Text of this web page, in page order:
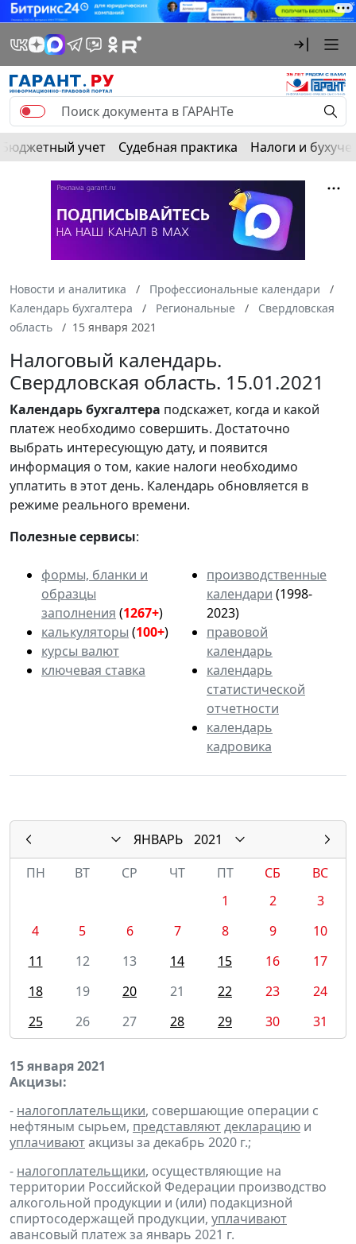
Бюджетный учет Судебная практика Налоги и
Новости и аналитика
Профессиональные календари
Календарь бухгалтера
Региональные
Свердловская
область
15 января 2021
Налоговый календарь.
Свердловская область. 15.01.2021
Календарьбухгалтера подскажет, когда и какой
платеж необходимо совершить. Достаточно
выбрать интересующую дату, и появится
информация о том, какие налоги необходимо
уплатить в этот день. Календарь обновляется в
режиме реального времени.
Полезные сервисы:
формы, бланки и
образцы
заполнения (1267+)
калькуляторы (100+)
курсы валют
ключевая ставка
производственные
календари (1998-
2023)
правовой
календарь
календарь
статистической
отчетности
календарь
кадровика
ЯНВАРЬ
2021
ПН
ВТ СР ЧТ ПТ СБ
ВС
1
2
3
4
5 6 7 8 9
10
11
12 13 14 15 16
17
18
19 20 21 22 23
24
25
26 27 28 29 30 31
15 января 2021
Акцизы:
- налогоплательщики, совершающие операции с
нефтяным сырьем, представляютдекларацию и
уплачиваютакцизы за декабрь 2020 г.;
- налогоплательщики, осуществляющие на
территории Российской Федерации производство
алкогольной продукции и (или) подакцизной
спиртосодержащей продукции, уплачивают
авансовый платеж за январь 2021 г.